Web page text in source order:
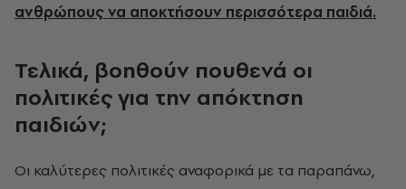
ανθρώπους να αποκτήσουν περισσότερα παιδιά.
Τελικά, βοηθούν πουθενά οι
πολιτικές για την απόκτηση
παιδιών;
Οι καλύτερες πολιτικές αναφορικά με τα παραπάνω,